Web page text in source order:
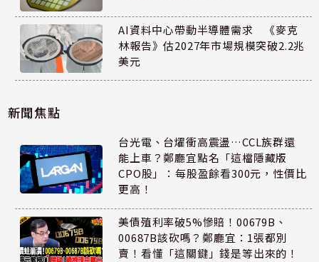
AI資料中心帶動半導體需求 《麥克
林報告》估2027年市場規模突破2.2兆
美元
新聞焦點
台光電、台燿衝高震盪…CCL族群還
能上車？鄭廳宜點名「這檔隱藏版
CPO股」：每股盈餘看300元，性價比
更高！
美債殖利率破5%慘賠！00679B、
00687B該砍嗎？鄭廳宜：1張都別
賣！看懂「這關鍵」錢是等出來的！